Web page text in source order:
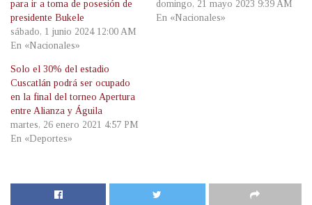
para ir a toma de posesión de
presidente Bukele
sábado, 1 junio 2024 12:00 AM
En «Nacionales»
domingo, 21 mayo 2023 9:39 AM
En «Nacionales»
Solo el 30% del estadio
Cuscatlán podrá ser ocupado
en la final del torneo Apertura
entre Alianza y Águila
martes, 26 enero 2021 4:57 PM
En «Deportes»